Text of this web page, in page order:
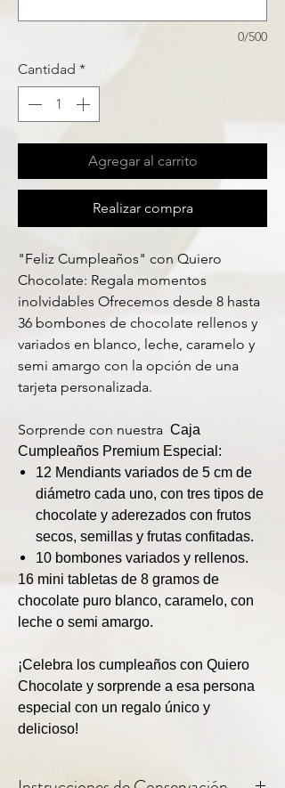
0/500
Cantidad *
Agregar al carrito
Realizar compra
"Feliz Cumpleaños" con Quiero
Chocolate: Regala momentos
inolvidables Ofrecemos desde 8 hasta
36 bombones de chocolate rellenos y
variados en blanco, leche, caramelo y
semi amargo con la opción de una
tarjeta personalizada.
Sorprende con nuestra Caja
Cumpleaños Premium Especial:
12 Mendiants variados de 5 cm de
diámetro cada uno, con tres tipos de
chocolate y aderezados con frutos
secos, semillas y frutas confitadas.
10 bombones variados y rellenos.
16 mini tabletas de 8 gramos de
chocolate puro blanco, caramelo, con
leche o semi amargo.
¡Celebra los cumpleaños con Quiero
Chocolate y sorprende a esa persona
especial con un regalo único y
delicioso!